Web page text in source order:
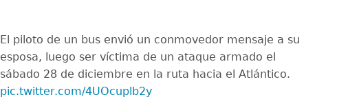
El piloto de un bus envió un conmovedor mensaje a su
esposa, luego ser víctima de un ataque armado el
sábado 28 de diciembre en la ruta hacia el Atlántico.
pic.twitter.com/4UOcuplb2y